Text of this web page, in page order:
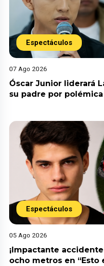
Espectáculos
07 Ago 2026
Óscar Junior liderará
su padre por
Espectáculos
05 Ago 2026
¡Impactante
ocho metros en “Esto